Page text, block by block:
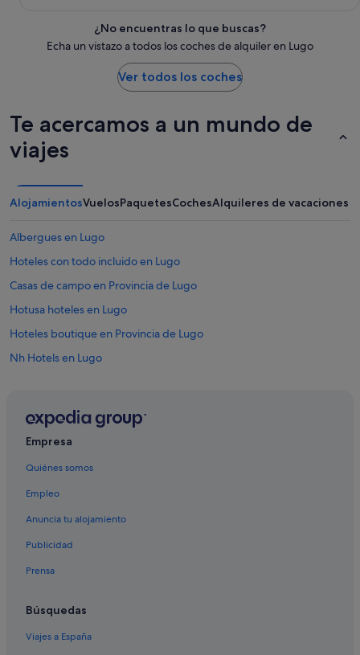
¿No encuentras lo que buscas?
Echa un vistazo a todos los coches de alquiler en Lugo
Ver todos los coches
Te acercamos a un mundo de
viajes
AlojamientosVuelosPaquetesCochesAlquileres de vacaciones
Albergues en Lugo
Hoteles con todo incluido en Lugo
Casas de campo en Provincia de Lugo
Hotusa hoteles en Lugo
Hoteles boutique en Provincia de Lugo
Nh Hotels en Lugo
Provincia de Lugo hoteles
Hoteles que aceptan mascotas en Lugo
Hoteles de 4 estrellas en Lugo
Pensiones en Provincia de Lugo
Hoteles con spa en Lugo
Condominios en Provincia de Lugo
Empresa
Quiénes somos
Empleo
Anuncia tu alojamiento
Publicidad
Prensa
Búsquedas
Viajes a España